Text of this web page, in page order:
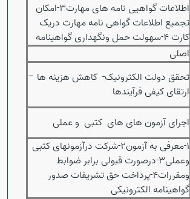
اطلاعات گواهیی نامه های مهارت3-امکان
تجمیع اطلاعات گواهی نامه مهارت دریک
کارت 4-سهولت حمل ونگهداری گواهینامه
اصلی
تحقق دولت الکترونیک- کاهش هزینه ها –
ارتقای کیفی فرآیندها
اجرای آزمون های های کتبی و عملی
1-معرفی به آزمون2-شرکت درآزمونهای کتبی
وعملی3-درصورت قبولی برابر ضوابط
ومقررات4-پرداخت حق تشریفات صدور
گواهینامه الکترونیکی